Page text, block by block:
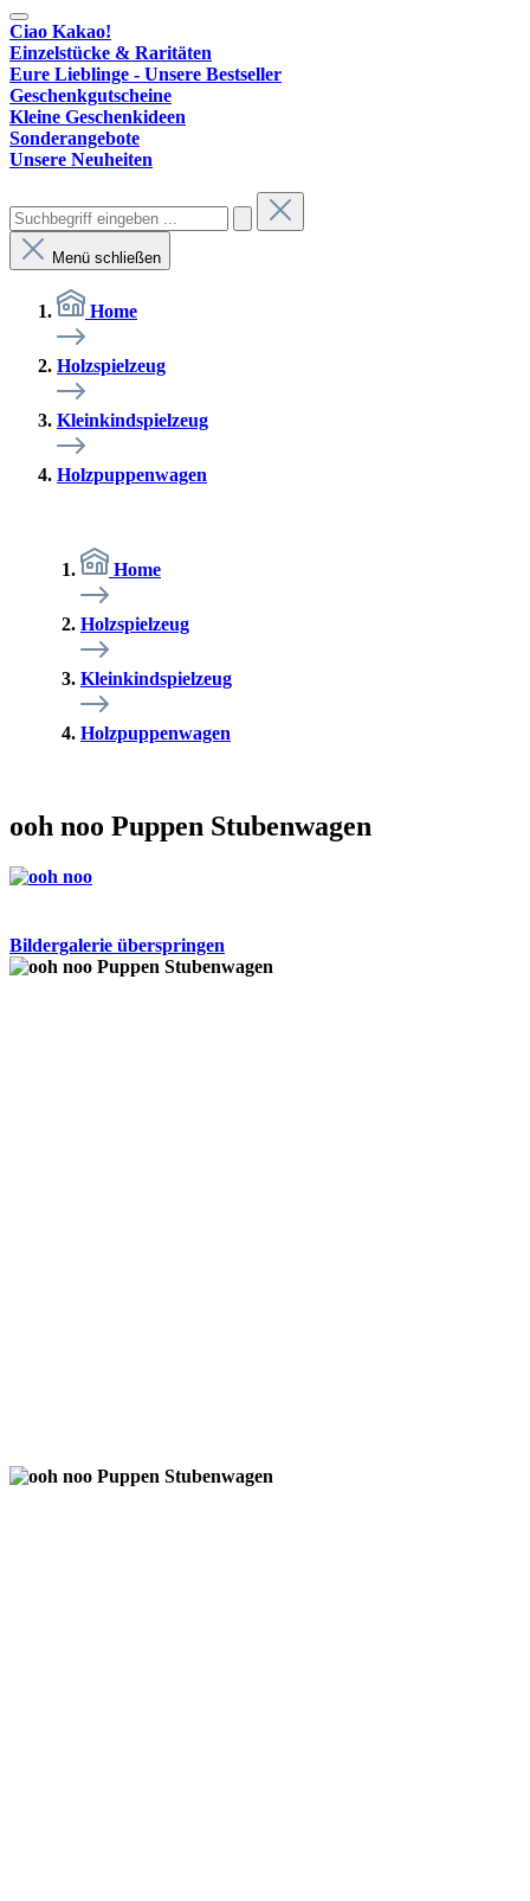
Ciao Kakao!
Einzelstücke & Raritäten
Eure Lieblinge - Unsere Bestseller
Geschenkgutscheine
Kleine Geschenkideen
Sonderangebote
Unsere Neuheiten
Menü schließen
Home
Holzspielzeug
Kleinkindspielzeug
Holzpuppenwagen
Home
Holzspielzeug
Kleinkindspielzeug
Holzpuppenwagen
ooh noo Puppen Stubenwagen
Bildergalerie überspringen